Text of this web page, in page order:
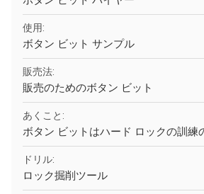
使用:
ボタン ビット サンプル
販売法:
販売のためのボタン ビット
あくこと:
ボタン ビットはハード ロックの訓練
ドリル:
ロック掘削ツール